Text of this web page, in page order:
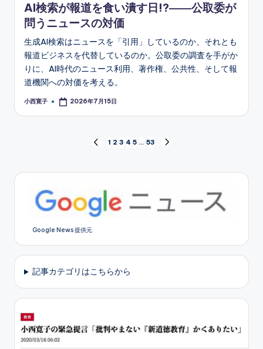
AI検索が報道を食い潰す日!?――公取委が
問うニュースの対価
生成AI検索はニュースを「引用」しているのか、それとも
報道ビジネスを代替しているのか。公取委の調査を手がか
りに、AI時代のニュース利用、著作権、公共性、そして報
道機関への対価を考える。
Posted
小西寛子 2026年7月15日
稿
ー
ジ
送
り
PREVIOUS
1 2 3 4 5 … 53
Google News 提供元
記事カテゴリはこちらから